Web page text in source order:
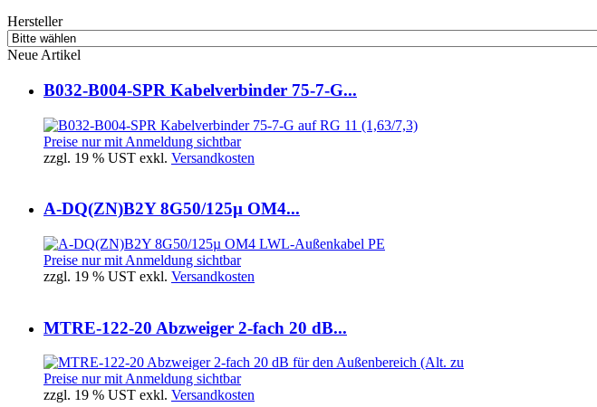
Hersteller
Neue Artikel
B032-B004-SPR Kabelverbinder 75-7-G...
Preise nur mit Anmeldung sichtbar
zzgl. 19 % UST exkl. Versandkosten
A-DQ(ZN)B2Y 8G50/125µ OM4...
Preise nur mit Anmeldung sichtbar
zzgl. 19 % UST exkl. Versandkosten
MTRE-122-20 Abzweiger 2-fach 20 dB...
Preise nur mit Anmeldung sichtbar
zzgl. 19 % UST exkl. Versandkosten